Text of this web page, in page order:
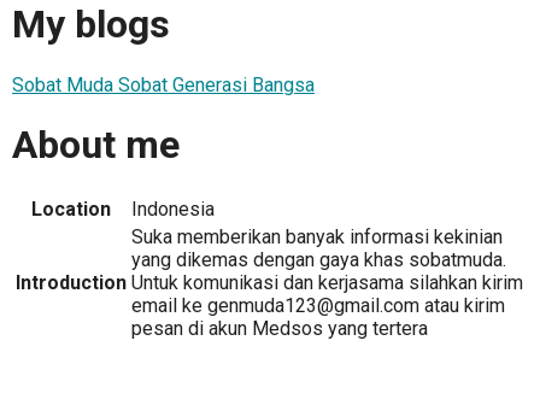
My blogs
Sobat Muda Sobat Generasi Bangsa
About me
Location Indonesia
Introduction
Suka memberikan banyak informasi kekinian
yang dikemas dengan gaya khas sobatmuda.
Untuk komunikasi dan kerjasama silahkan kirim
email ke genmuda123@gmail.com atau kirim
pesan di akun Medsos yang tertera